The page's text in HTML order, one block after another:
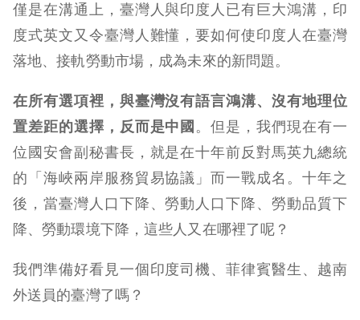
僅是在溝通上，臺灣人與印度人已有巨大鴻溝，印
度式英文又令臺灣人難懂，要如何使印度人在臺灣
落地、接軌勞動市場，成為未來的新問題。
在所有選項裡，與臺灣沒有語言鴻溝、沒有地理位
置差距的選擇，反而是中國 。但是，我們現在有一
位國安會副秘書長，就是在十年前反對馬英九總統
的「海峽兩岸服務貿易協議」而一戰成名。十年之
後，當臺灣人口下降、勞動人口下降、勞動品質下
降、勞動環境下降，這些人又在哪裡了呢？
我們準備好看見一個印度司機、菲律賓醫生、越南
外送員的臺灣了嗎？